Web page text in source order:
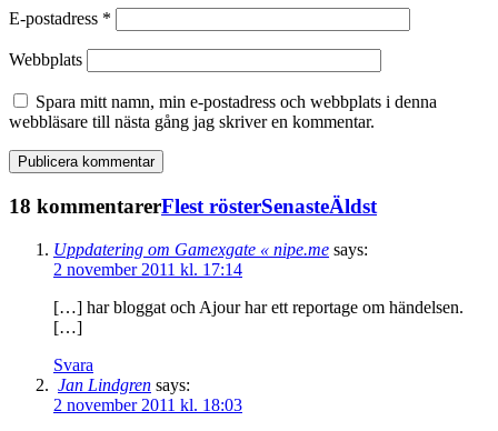
E-postadress *
Webbplats
Spara mitt namn, min e-postadress och webbplats i denna
webbläsare till nästa gång jag skriver en kommentar.
18 kommentarerFlest rösterSenasteÄldst
Uppdatering om Gamexgate « nipe.me says:
2 november 2011 kl. 17:14
[…] har bloggat och Ajour har ett reportage om händelsen.
[…]
Svara
Jan Lindgren says:
2 november 2011 kl. 18:03